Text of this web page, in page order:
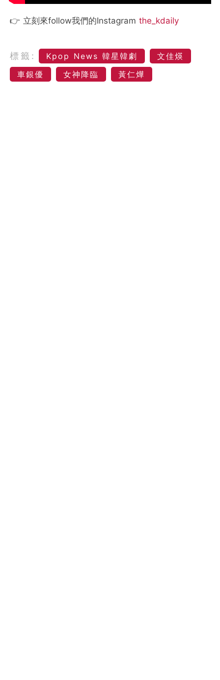
👉 立刻來follow我們的Instagram the_kdaily
標籤: Kpop News 韓星韓劇
文佳煐
車銀優
女神降臨 黃仁燁